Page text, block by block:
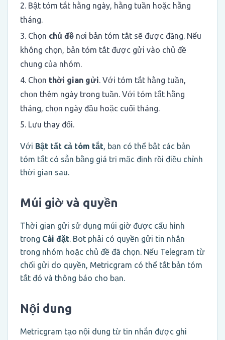
Bật tóm tắt hằng ngày, hằng tuần hoặc hằng
tháng.
Chọn chủ đề nơi bản tóm tắt sẽ được đăng. Nếu
không chọn, bản tóm tắt được gửi vào chủ đề
chung của nhóm.
Chọn thời gian gửi. Với tóm tắt hằng tuần,
chọn thêm ngày trong tuần. Với tóm tắt hằng
tháng, chọn ngày đầu hoặc cuối tháng.
Lưu thay đổi.
Với Bật tất cả tóm tắt, bạn có thể bật các bản
tóm tắt có sẵn bằng giá trị mặc định rồi điều chỉnh
thời gian sau.
Múi giờ và quyền
Thời gian gửi sử dụng múi giờ được cấu hình
trong Cài đặt. Bot phải có quyền gửi tin nhắn
trong nhóm hoặc chủ đề đã chọn. Nếu Telegram từ
chối gửi do quyền, Metricgram có thể tắt bản tóm
tắt đó và thông báo cho bạn.
Nội dung
Metricgram tạo nội dung từ tin nhắn được ghi